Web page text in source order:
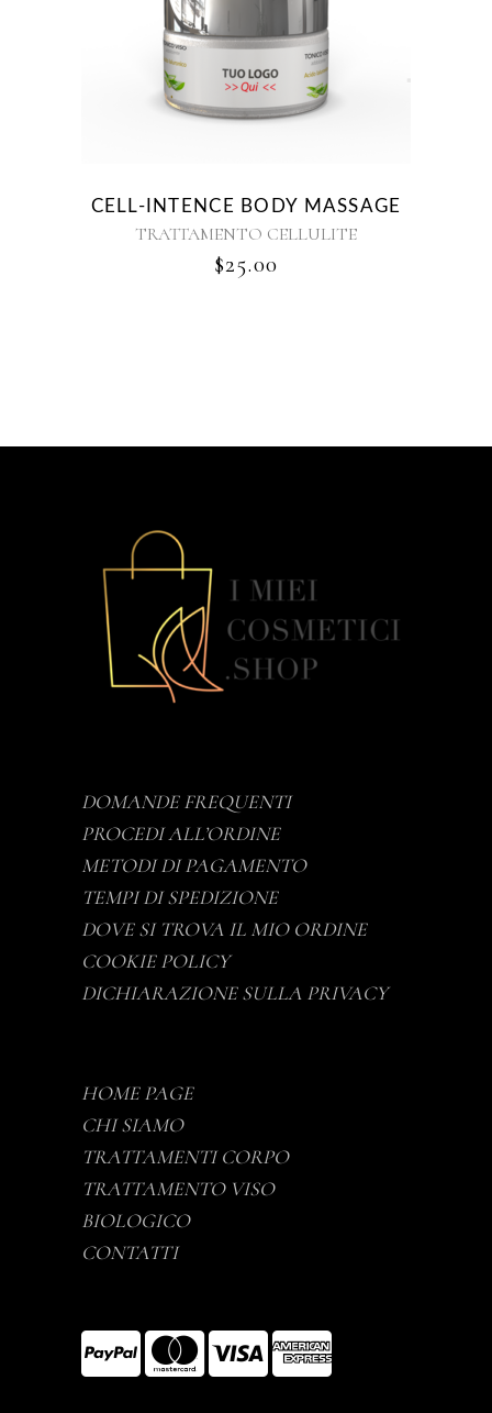
CELL-INTENCE BODY MASSAGE
TRATTAMENTO CELLULITE
$25.00
DOMANDE FREQUENTI
PROCEDI ALL’ORDINE
METODI DI PAGAMENTO
TEMPI DI SPEDIZIONE
DOVE SI TROVA IL MIO ORDINE
COOKIE POLICY
DICHIARAZIONE SULLA PRIVACY
HOME PAGE
CHI SIAMO
TRATTAMENTI CORPO
TRATTAMENTO VISO
BIOLOGICO
CONTATTI